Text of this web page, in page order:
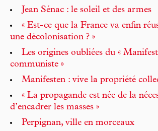
Jean Sénac : le soleil et des armes
« Est- ce que la France va enfin
une décolonisation ? »
Les origines oubliées du «
communiste »
Manifesten : vive la propriété
« La propagande est née de la
d’encadrer les masses »
Perpignan, ville en morceaux